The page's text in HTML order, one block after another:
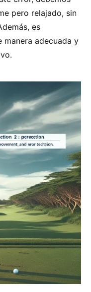
pero relajado, sin
es
adecuada y